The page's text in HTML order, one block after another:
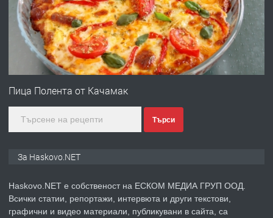
преди 2 дни
ПРЕДЛАГА
№4120 Магазин/Офис под наем в кв.
градската градина!
преди 3 дни
Пица Полента от Качамак
Търси
За Haskovo.NET
Haskovo.NET е собственост на ЕСКОМ МЕДИА ГРУП ООД.
Всички статии, репортажи, интервюта и други текстови,
графични и видео материали, публикувани в сайта, са